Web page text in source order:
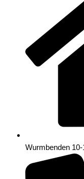
Wurmbenden